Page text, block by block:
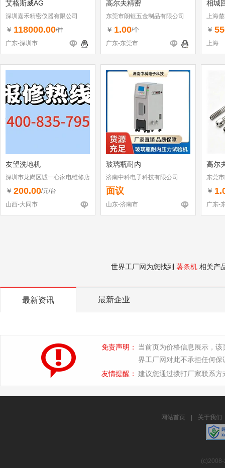
艾格斯威AG
深圳嘉禾精密仪器有限公司
￥ 118000.00/件
广东-深圳市
高尔夫精密
东莞市朗钰五金制品有限公司
￥ 1.00/个
广东-东莞市
相城
上海
￥
上海
友望洗地机
深圳市龙岗区诚一心家电维修店
（个体工商户）
￥ 200.00/元/台
山西-大同市
玻璃瓶耐内
济南中科电子科技有限公司
面议
山东-济南市
高尔
东莞
￥
广东-
世界工厂网为您找到 薯条机 相关产
最新资讯 最新企业
免责声明：
当前页为价格信息展示，
界工厂网对此不承担任何保
友情提醒： 建议您通过拨打厂家联系
网站首页 关于我们